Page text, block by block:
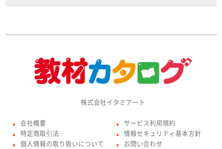
株式会社イタミアート
● 会社概要
● 特定商取引法
● 個人情報の取り扱いについて
● サービス利用規約
● 情報セキュリティ基本方針
● お問い合わせ